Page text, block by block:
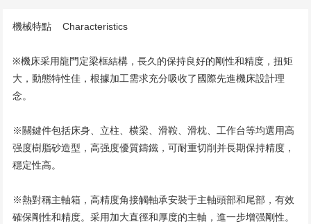
機械特點    Characteristics
※機床采用龍門定梁框結構，長久的保持良好的剛性和精度，扭矩
大，動態特性佳，根據加工需求充分吸收了國際先進機床設計理
念。
※關鍵件包括床身、立柱、横梁、滑鞍、滑枕、工作台等均選用高
强度樹脂砂造型，高强度優質鑄鐵，可耐重切削并長期保持精度，
穩定性高。
※熱對稱主軸箱，高精度角接觸軸承安裝于主軸頭部和尾部，有效
確保剛性和精度。采用加大直徑和厚度的主軸，進一步增强剛性。